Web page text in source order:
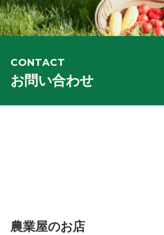
CONTACT
お問い合わせ
農業屋のお店